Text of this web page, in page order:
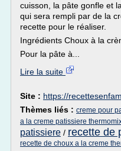
cuisson, la pâte gonfle et
qui sera rempli par de la
recette pour le réaliser.
Ingrédients Choux à la
Pour la pâte à...
Lire la suite
Site : https://
Thèmes liés : creme pour
a la creme patissiere
patissiere / recette de
recette de choux a la creme